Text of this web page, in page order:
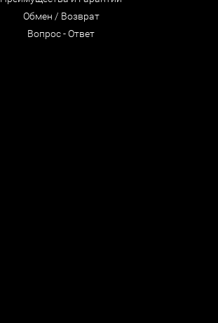
Обмен / Возврат
Вопрос - Ответ